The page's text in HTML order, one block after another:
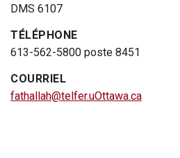
DMS 6107
TÉLÉPHONE
613-562-5800 poste 8451
COURRIEL
fathallah@telfer.uOttawa.ca